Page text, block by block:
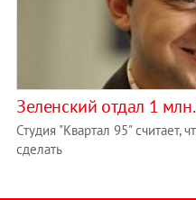
Зеленский отдал 1
Студия "Квартал 95" считает,
сделать